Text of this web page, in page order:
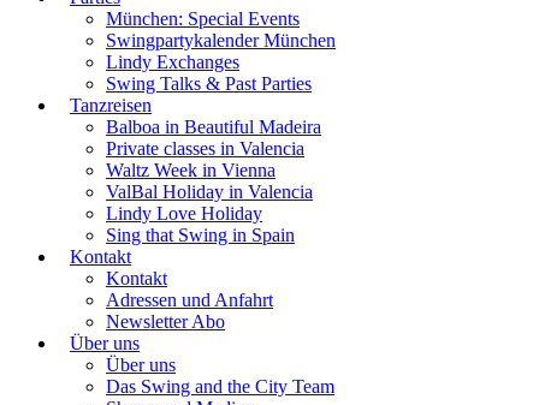
München: Special Events
Swingpartykalender München
Lindy Exchanges
Swing Talks & Past Parties
Tanzreisen
Balboa in Beautiful Madeira
Private classes in Valencia
Waltz Week in Vienna
ValBal Holiday in Valencia
Lindy Love Holiday
Sing that Swing in Spain
Kontakt
Kontakt
Adressen und Anfahrt
Newsletter Abo
Über uns
Über uns
Das Swing and the City Team